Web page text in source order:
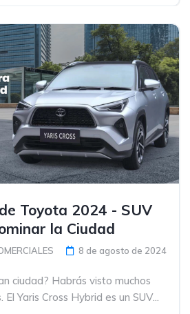
Toyota 2024 - SUV
la Ciudad
8 de agosto de 2024
ciudad? Habrás visto muchos
Yaris Cross Hybrid es un SUV...